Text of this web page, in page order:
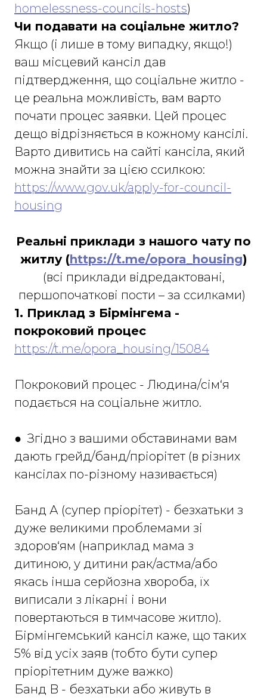
homelessness-councils-hosts)
Чи подавати на соціальне житло?
Якщо (і лише в тому випадку, якщо!)
ваш місцевий кансіл дав
підтвердження, що соціальне житло -
це реальна можливість, вам варто
почати процес заявки. Цей процес
дещо відрізняється в кожному кансілі.
Варто дивитись на сайті кансіла, який
можна знайти за цією ссилкою:
https://www.gov.uk/apply-for-council-
housing
Реальні приклади з нашого чату по
житлу (https://t.me/opora_housing)
(всі приклади відредактовані,
першопочаткові пости – за ссилками)
1. Приклад з Бірмінгема -
покроковий процес
https://t.me/opora_housing/15084
Покроковий процес - Людина/сім‘я
подається на соціальне житло.
● Згідно з вашими обставинами вам
дають грейд/банд/пріорітет (в різних
кансілах по-різному називається)
Банд А (супер пріорітет) - безхатьки з
дуже великими проблемами зі
здоров‘ям (наприклад мама з
дитиною, у дитини рак/астма/або
якась інша серйозна хвороба, їх
виписали з лікарні і вони
повертаються в тимчасове житло).
Бірмінгемський кансіл каже, що таких
5% від усіх заяв (тобто бути супер
пріорітетним дуже важко)
Банд B - безхатьки або живуть в